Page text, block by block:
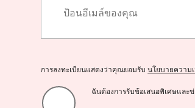
10 ชิ้น แผ่นฟองน้ำ Melamine ขัดถูความหนาแน่น 2 เท่า
ร์ พื้น ผนัง แผ่นฟองน้ำทำความสะอาด
-3%
การลงทะเบียนแสดงว่าคุณยอมรับนโยบายความ
ฉันต้องการรับข้อเสนอพิเศษและ